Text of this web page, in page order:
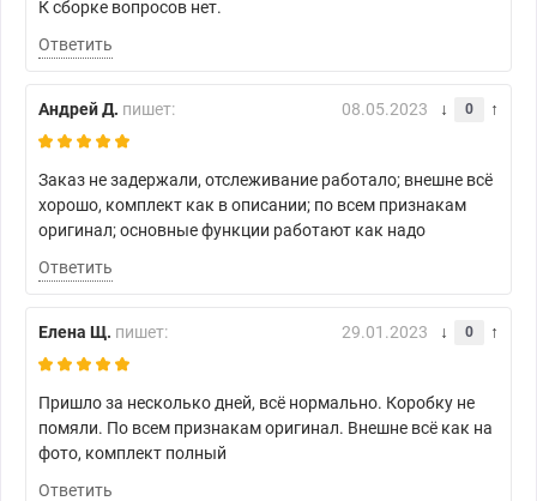
К сборке вопросов нет.
Ответить
Андрей Д. пишет: 08.05.2023 0
Заказ не задержали, отслеживание работало; внешне всё
хорошо, комплект как в описании; по всем признакам
оригинал; основные функции работают как надо
Ответить
Елена Щ. пишет: 29.01.2023 0
Пришло за несколько дней, всё нормально. Коробку не
помяли. По всем признакам оригинал. Внешне всё как на
фото, комплект полный
Ответить